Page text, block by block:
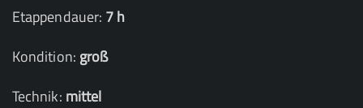
Etappendauer: 7 h
Kondition: groß
Technik: mittel